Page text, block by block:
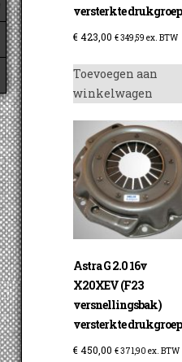
versterkte drukgroep
€423,00 €349,59 ex. BTW
Toevoegen aan
winkelwagen
Astra G 2.0 16v
X20XEV (F23
versnellingsbak)
versterkte drukgroep
€450,00 €371,90 ex. BTW